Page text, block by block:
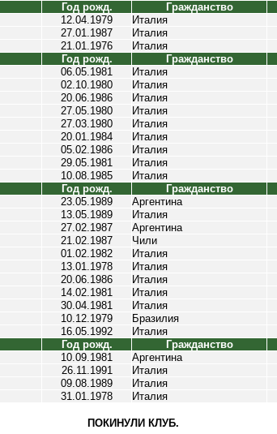
Год рожд. Гражданство
12.04.1979 Италия
27.01.1987 Италия
21.01.1976 Италия
Год рожд. Гражданство
06.05.1981 Италия
02.10.1980 Италия
20.06.1986 Италия
27.05.1980 Италия
27.03.1980 Италия
20.01.1984 Италия
05.02.1986 Италия
29.05.1981 Италия
10.08.1985 Италия
Год рожд. Гражданство
23.05.1989 Аргентина
13.05.1989 Италия
27.02.1987 Аргентина
21.02.1987 Чили
01.02.1982 Италия
13.01.1978 Италия
20.06.1986 Италия
14.02.1981 Италия
30.04.1981 Италия
10.12.1979 Бразилия
16.05.1992 Италия
Год рожд. Гражданство
10.09.1981 Аргентина
26.11.1991 Италия
09.08.1989 Италия
31.01.1978 Италия
ПОКИНУЛИ КЛУБ.